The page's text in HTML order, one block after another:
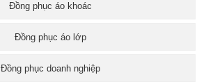
Đồng phục áo khoác
Đồng phục áo lớp
Đồng phục doanh nghiệp